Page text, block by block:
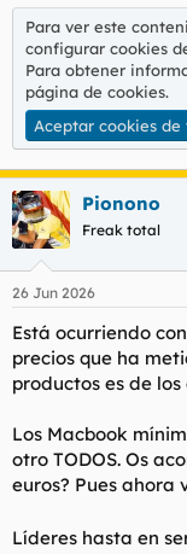
Para ver este
configurar cookies
Para obtener
página de cookies.
Aceptar cookies de
Pionono
Freak total
26 Jun 2026
Está ocurriendo
precios que ha
productos es de
Los Macbook
otro TODOS. Os
euros? Pues ahora
Líderes hasta en